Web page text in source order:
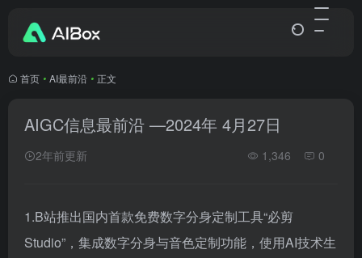
首页 • AI最前沿 • 正文
AIGC信息最前沿 —2024年 4月27日
2年前更新 1,346 0
1.B站推出国内首款免费数字分身定制工具“必剪
Studio”，集成数字分身与音色定制功能，使用AI技术生